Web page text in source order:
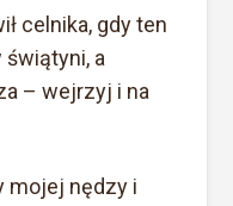
celnika, gdy ten
świątyni, a
– wejrzyj i na
mojej nędzy i